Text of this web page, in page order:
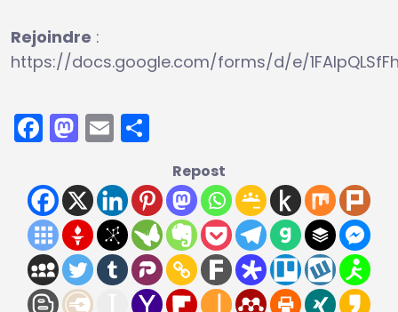
Rejoindre :
https://docs.google.com/forms/d/e/
Facebook
Mastodon
Email
Repost